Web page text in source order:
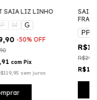
SAIA LIZ LINHO
P M G
-50% OFF
com Pix
sem juros
SAIA
PP